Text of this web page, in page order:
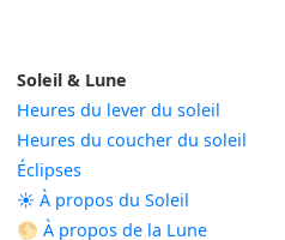
Soleil & Lune
Heures du lever du soleil
Heures du coucher du soleil
Éclipses
☀️ À propos du Soleil
🌕 À propos de la Lune